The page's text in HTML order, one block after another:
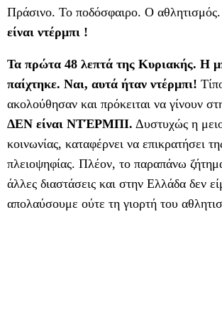
Πράσινο. Το ποδόσφαιρο. Ο αθλητισμός.
είναι ντέρμπι !
Τα πρώτα 48 λεπτά της Κυριακής. Η
παίχτηκε. Ναι, αυτά ήταν ντέρμπι!
ακολούθησαν και πρόκειται να γίνουν
ΔΕΝ είναι ΝΤΈΡΜΠΙ. Δυστυχώς η
κοινωνίας, καταφέρνει να επικρατήσει
πλειοψηφίας. Πλέον, το παραπάνω
άλλες διαστάσεις και στην Ελλάδα δεν
απολαύσουμε ούτε τη γιορτή του